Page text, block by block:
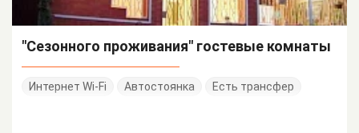
"Сезонного проживания" гостевые комнаты
Интернет Wi-Fi Автостоянка Есть трансфер